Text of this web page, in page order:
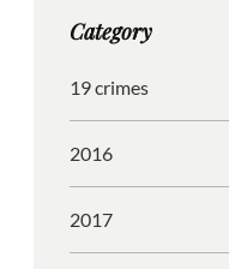
r
m
o
Category
19 crimes
2016
2017